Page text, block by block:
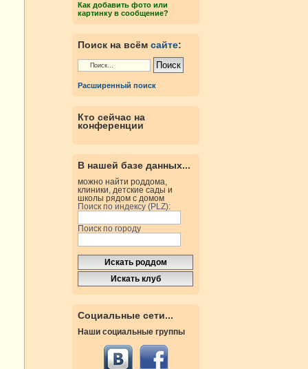
Как добавить фото или
картинку в сообщение?
Поиск на всём сайте:
Расширенный поиск
Кто сейчас на
конференции
В нашей базе данных...
можно найти роддома,
клиники, детские сады и
школы рядом с домом
Поиск по индексу (PLZ):
Поиск по городу
Социальные сети...
Наши социальные группы